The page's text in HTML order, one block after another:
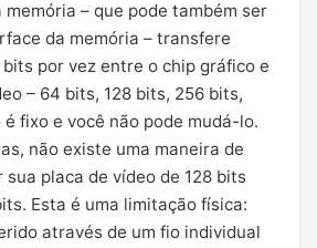
– que pode também ser
da memória – transfere
por vez entre o chip gráfico e
– 64 bits, 128 bits, 256 bits,
fixo e você não pode mudá-lo.
não existe uma maneira de
placa de vídeo de 128 bits
Esta é uma limitação física:
através de um fio individual